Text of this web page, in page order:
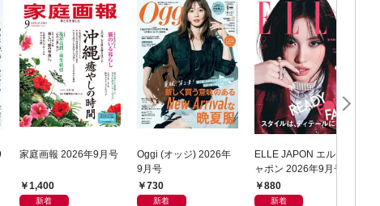
家庭画報 2026年9月号
1,400
新着
Oggi (オッジ) 2026年
9月号
730
新着
ELLE JAPON エル･ジ
ャポン 2026年9月号
880
新着